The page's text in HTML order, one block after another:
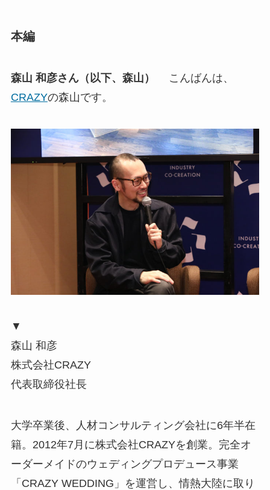
本編
森山 和彦さん（以下、森山）
こんばんは、
CRAZYの森山です。
▼
森山 和彦
株式会社CRAZY
代表取締役社長
大学卒業後、人材コンサルティング会社に6年半在
籍。2012年7月に株式会社CRAZYを創業。完全オ
ーダーメイドのウェディングプロデュース事業
「CRAZY WEDDING」を運営し、情熱大陸に取り